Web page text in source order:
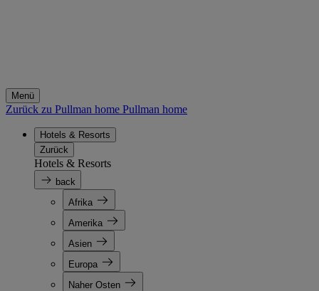
Menü
Zurück zu Pullman home Pullman home
Hotels & Resorts
Zurück
Hotels & Resorts
back
Afrika
Amerika
Asien
Europa
Naher Osten